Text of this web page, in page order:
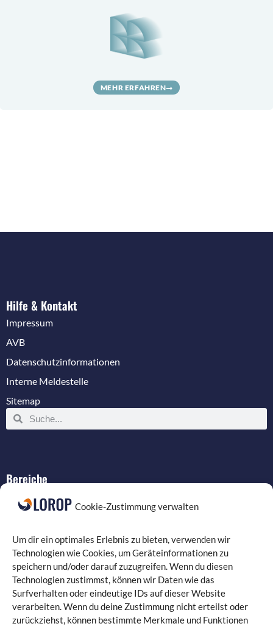
Cookie-Zustimmung verwalten
Um dir ein optimales Erlebnis zu bieten, verwenden wir
Technologien wie Cookies, um Geräteinformationen zu
speichern und/oder darauf zuzugreifen. Wenn du diesen
Technologien zustimmst, können wir Daten wie das
Surfverhalten oder eindeutige IDs auf dieser Website
verarbeiten. Wenn du deine Zustimmung nicht erteilst oder
zurückziehst, können bestimmte Merkmale und Funktionen
MEHR ERFAHREN
Bereiche
Verkabelung
Compliance
Programmierung
Hilfe & Kontakt
Impressum
AVB
Datenschutzinformationen
Interne Meldestelle
Sitemap